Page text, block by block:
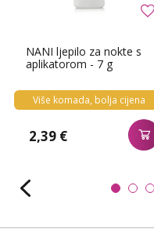
NANI ljepilo za nokte s
aplikatorom - 7 g
Više komada, bolja cijena
2,39 €